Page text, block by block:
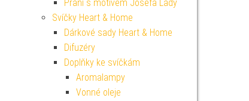
Přání s motivem Josefa Lady
Svíčky Heart & Home
Dárkové sady Heart & Home
Difuzéry
Doplňky ke svíčkám
Aromalampy
Vonné oleje